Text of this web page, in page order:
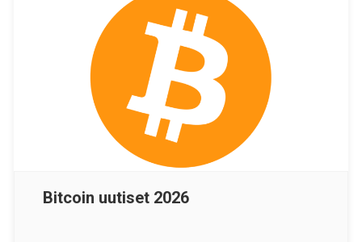
Bitcoin uutiset 2026